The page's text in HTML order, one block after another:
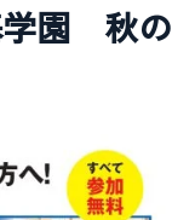
学園 秋の